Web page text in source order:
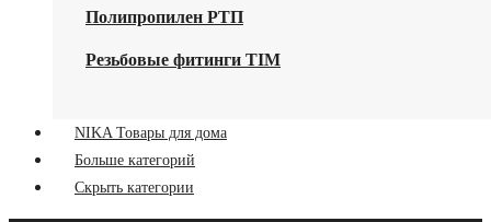
Полипропилен РТП
Резьбовые фитинги TIM
NIKA Товары для дома
Больше категорий
Скрыть категории